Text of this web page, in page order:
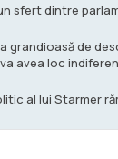
sfert dintre
grandioasă de
avea loc
al lui Starmer